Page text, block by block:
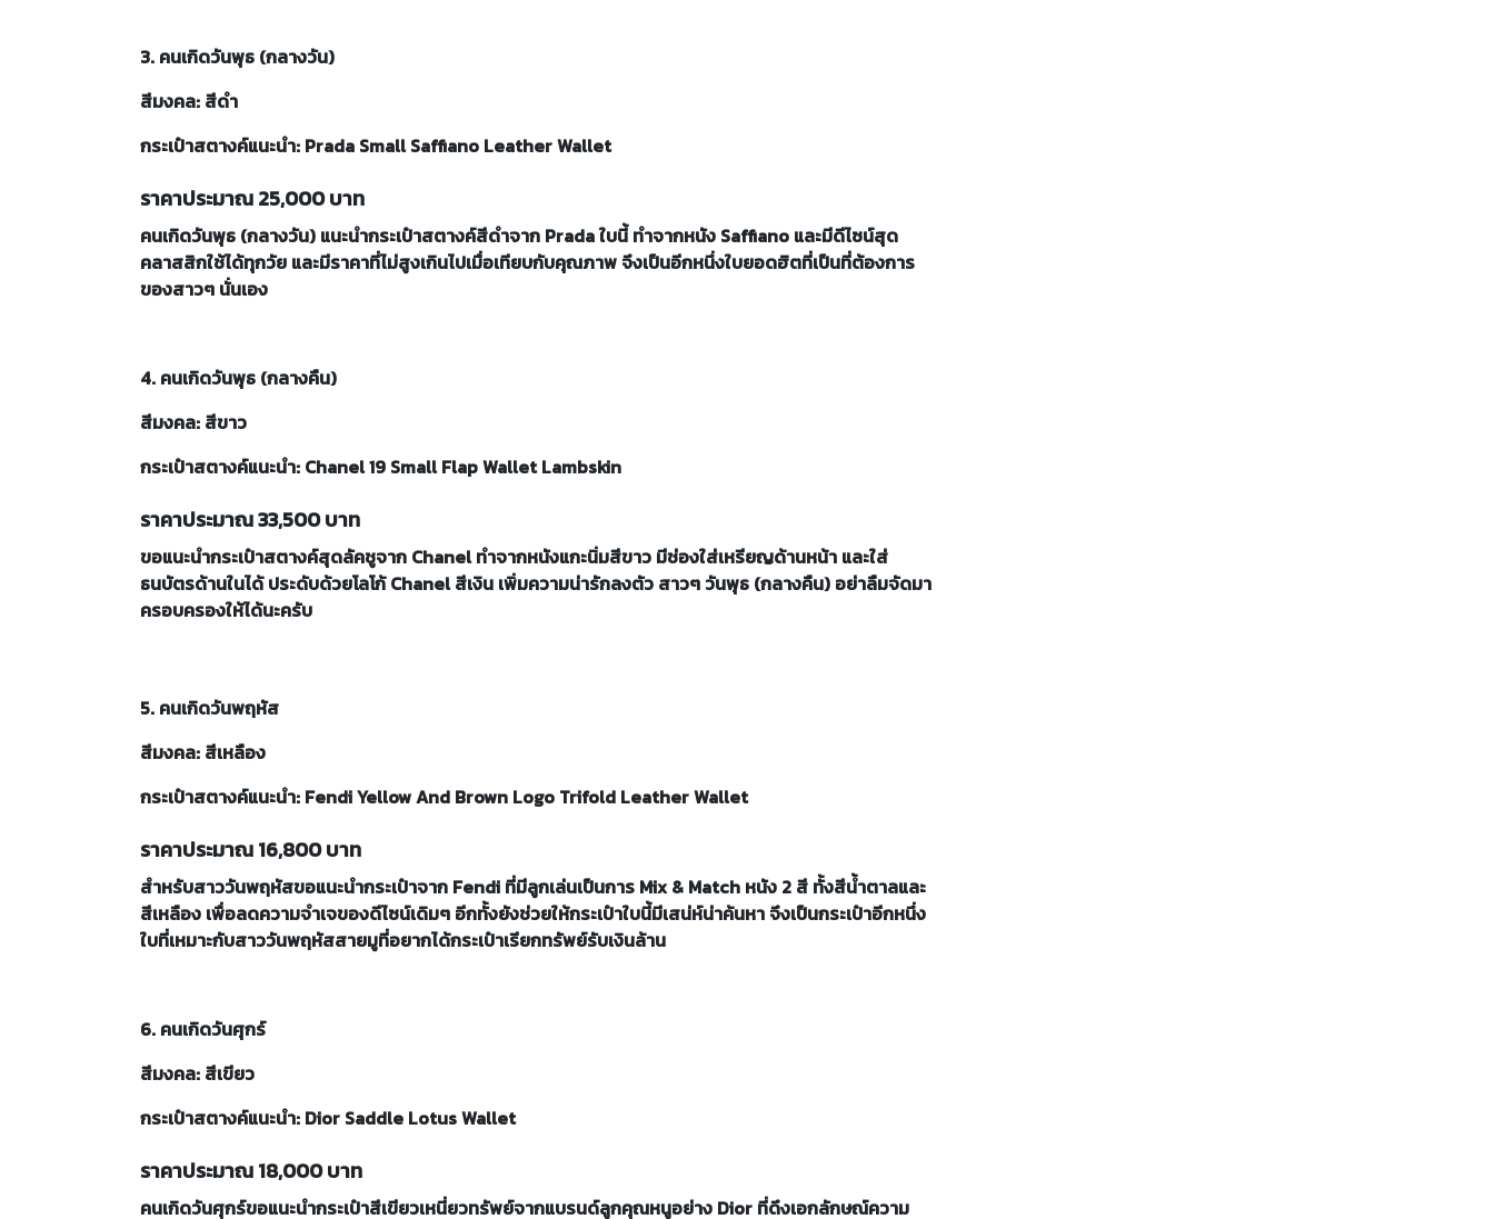
3. คนเกิดวันพุธ (กลางวัน)
สีมงคล: สีดำ
กระเป๋าสตางค์แนะนำ: Prada Small Saffiano Leather Wallet
ราคาประมาณ 25,000 บาท
คนเกิดวันพุธ (กลางวัน) แนะนำกระเป๋าสตางค์สีดำจาก Prada ใบนี้ ทำจากหนัง Saffiano และมีดีไซน์สุด
คลาสสิกใช้ได้ทุกวัย และมีราคาที่ไม่สูงเกินไปเมื่อเทียบกับคุณภาพ จึงเป็นอีกหนึ่งใบยอดฮิตที่เป็นที่ต้องการ
ของสาวๆ นั่นเอง
4. คนเกิดวันพุธ (กลางคืน)
สีมงคล: สีขาว
กระเป๋าสตางค์แนะนำ: Chanel 19 Small Flap Wallet Lambskin
ราคาประมาณ 33,500 บาท
ขอแนะนำกระเป๋าสตางค์สุดลัคชูจาก Chanel ทำจากหนังแกะนิ่มสีขาว มีช่องใส่เหรียญด้านหน้า และใส่
ธนบัตรด้านในได้ ประดับด้วยโลโก้ Chanel สีเงิน เพิ่มความน่ารักลงตัว สาวๆ วันพุธ (กลางคืน) อย่าลืมจัดมา
ครอบครองให้ได้นะครับ
5. คนเกิดวันพฤหัส
สีมงคล: สีเหลือง
กระเป๋าสตางค์แนะนำ: Fendi Yellow And Brown Logo Trifold Leather Wallet
ราคาประมาณ 16,800 บาท
สำหรับสาววันพฤหัสขอแนะนำกระเป๋าจาก Fendi ที่มีลูกเล่นเป็นการ Mix & Match หนัง 2 สี ทั้งสีน้ำตาลและ
สีเหลือง เพื่อลดความจำเจของดีไซน์เดิมๆ อีกทั้งยังช่วยให้กระเป๋าใบนี้มีเสน่ห์น่าค้นหา จึงเป็นกระเป๋าอีกหนึ่ง
ใบที่เหมาะกับสาววันพฤหัสสายมูที่อยากได้กระเป๋าเรียกทรัพย์รับเงินล้าน
6. คนเกิดวันศุกร์
สีมงคล: สีเขียว
กระเป๋าสตางค์แนะนำ: Dior Saddle Lotus Wallet
ราคาประมาณ 18,000 บาท
คนเกิดวันศุกร์ขอแนะนำกระเป๋าสีเขียวเหนี่ยวทรัพย์จากแบรนด์ลูกคุณหนูอย่าง Dior ที่ดึงเอกลักษณ์ความ